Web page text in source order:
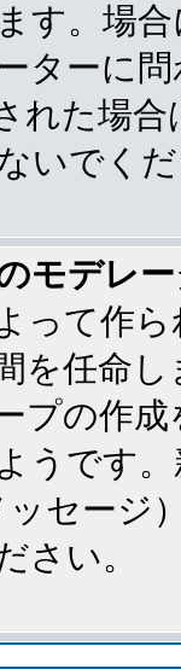
す。場
ターに
れた場
いでく
モデレ
って作
を任命
プの作
うです
セージ
さい。